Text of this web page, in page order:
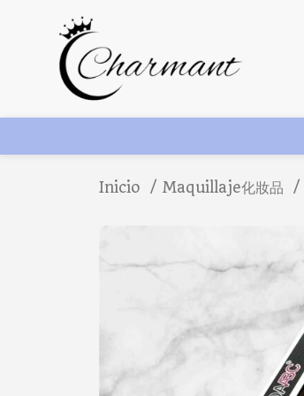
Inicio Maquillaje化妝品